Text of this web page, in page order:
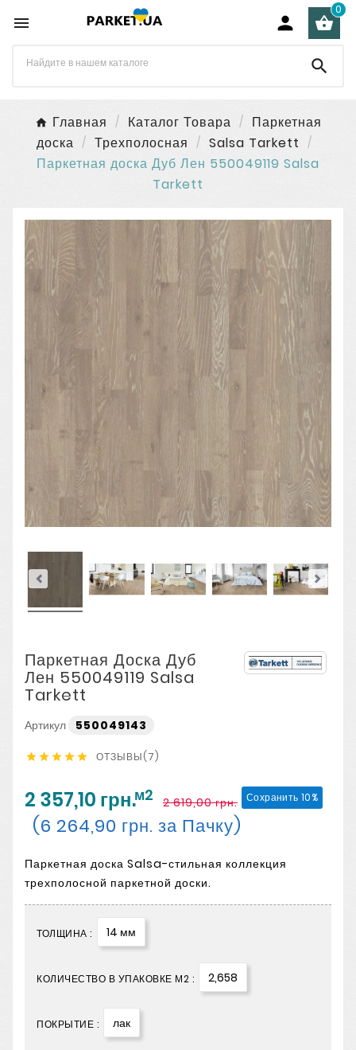
  
0

Главная Каталог Товара
Паркетная
доска
Трехполосная
Salsa Tarkett
Паркетная доска Дуб Лен 550049119 Salsa
Tarkett
Паркетная Доска Дуб
Лен 550049119 Salsa
Tarkett
Артикул 550049143
     ОТЗЫВЫ(7)
2 357,10 грн.м2 2 619,00 грн. Сохранить 10%
(6 264,90 грн. за Пачку)
Паркетная доска Salsa-стильная коллекция
трехполосной паркетной доски.
ТОЛЩИНА : 14 мм
КОЛИЧЕСТВО В УПАКОВКЕ М2 : 2,658
ПОКРЫТИЕ : лак